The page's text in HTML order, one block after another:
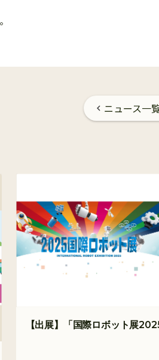
chevron_left ニュース一
【出展】「国際ロボット展